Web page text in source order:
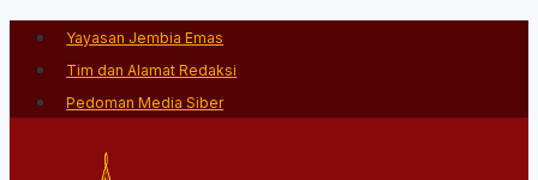
Skip
content
Yayasan Jembia Emas
Tim dan Alamat Redaksi
Pedoman Media Siber